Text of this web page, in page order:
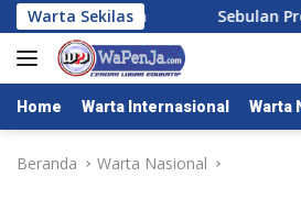
Langsung
ke
konten
Warta Sekilas Sebulan
Home Warta Internasional Warta
Beranda Warta Nasional